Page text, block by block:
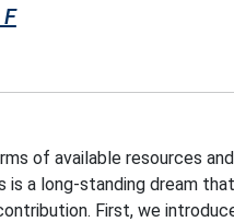
of available resources
a long-standing dream
First, we